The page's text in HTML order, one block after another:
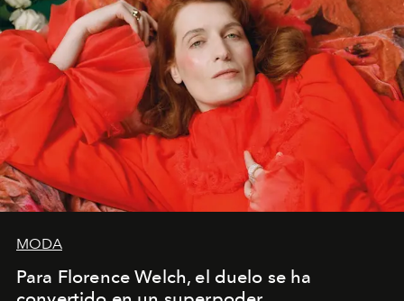
MODA
Para Florence Welch, el duelo se ha